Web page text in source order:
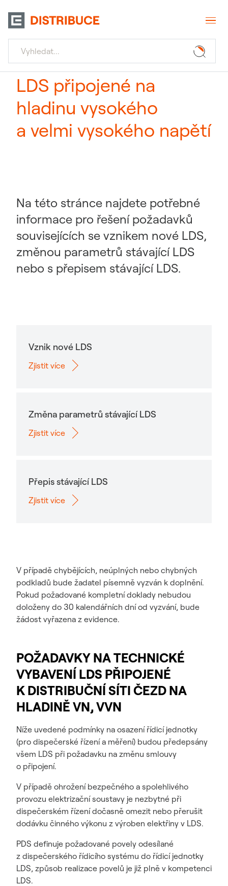
LDS připojené na
hladinu vysokého
a velmi vysokého napětí
Na této stránce najdete potřebné
informace pro řešení požadavků
souvisejících se vznikem nové LDS,
změnou parametrů stávající LDS
nebo s přepisem stávající LDS.
Vznik nové LDS
Zjistit více
Změna parametrů stávající LDS
Zjistit více
Přepis stávající LDS
Zjistit více
V případě chybějících, neúplných nebo chybných
podkladů bude žadatel písemně vyzván k doplnění.
Pokud požadované kompletní doklady nebudou
doloženy do 30 kalendářních dní od vyzvání, bude
žádost vyřazena z evidence.
POŽADAVKY NA TECHNICKÉ
VYBAVENÍ LDS PŘIPOJENÉ
K DISTRIBUČNÍ SÍTI ČEZD NA
HLADINĚ VN, VVN
Níže uvedené podmínky na osazení řídicí jednotky
(pro dispečerské řízení a měření) budou předepsány
všem LDS při požadavku na změnu smlouvy
o připojení.
V případě ohrožení bezpečného a spolehlivého
provozu elektrizační soustavy je nezbytné při
dispečerském řízení dočasně omezit nebo přerušit
dodávku činného výkonu z výroben elektřiny v LDS.
PDS definuje požadované povely odesílané
z dispečerského řídicího systému do řídicí jednotky
LDS, způsob realizace povelů je již plně v kompetenci
LDS.